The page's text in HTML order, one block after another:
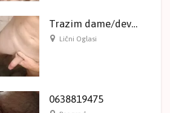
Trazim dame/devojke za sex
Lični Oglasi
0638819475